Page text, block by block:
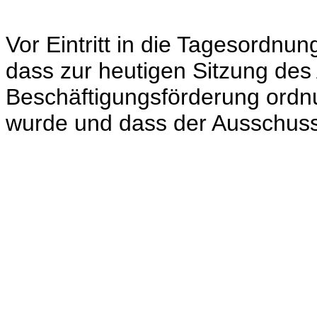
Vor Eintritt in die
dass zur heutigen Sitzung
Beschäftigungsförderung
wurde und dass der